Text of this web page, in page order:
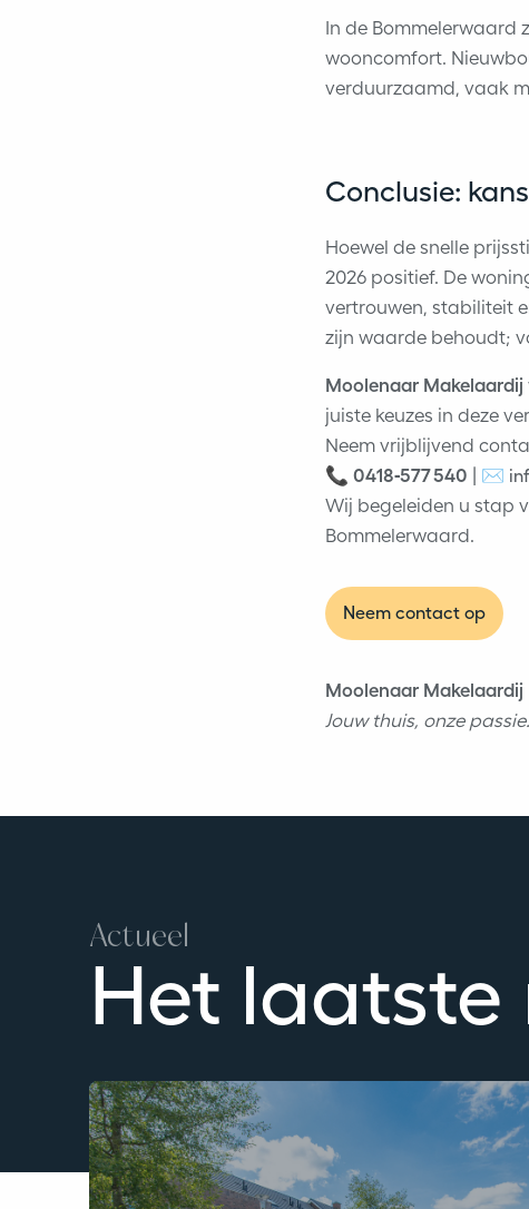
In de Bommelerwaard
wooncomfort.
verduurzaamd, vaak
Conclusie:
Hoewel de snelle
2026 positief. De
vertrouwen, stabiliteit
zijn waarde behoudt;
Moolenaar Makelaardij
juiste keuzes in deze
Neem vrijblijvend
📞 0418‑577 540 | ✉️
Wij begeleiden u stap
Bommelerwaard.
Neem contact op
Moolenaar Makelaardij
Jouw thuis, onze passie.
Het laatste
Actueel